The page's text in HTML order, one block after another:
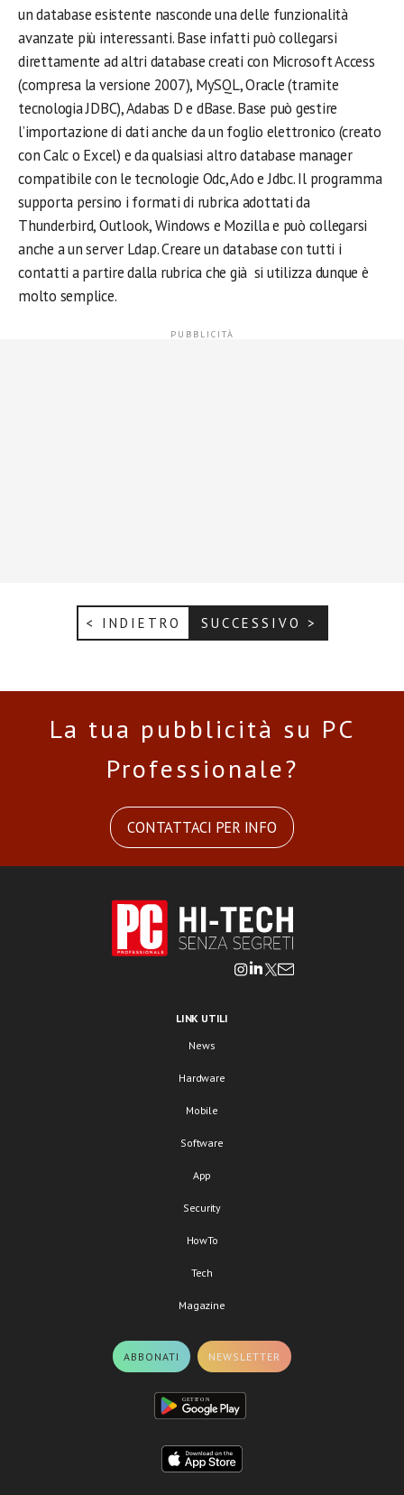
un database esistente nasconde una delle funzionalità
avanzate più interessanti. Base infatti può collegarsi
direttamente ad altri database creati con Microsoft Access
(compresa la versione 2007), MySQL, Oracle (tramite
tecnologia JDBC), Adabas D e dBase. Base può gestire
l’importazione di dati anche da un foglio elettronico (creato
con Calc o Excel) e da qualsiasi altro database manager
compatibile con le tecnologie Odc, Ado e Jdbc. Il programma
supporta persino i formati di rubrica adottati da
Thunderbird, Outlook, Windows e Mozilla e può collegarsi
anche a un server Ldap. Creare un database con tutti i
contatti a partire dalla rubrica che già si utilizza dunque è
molto semplice.
< INDIETRO SUCCESSIVO >
La tua pubblicità su PC
Professionale?
CONTATTACI PER INFO
LINK UTILI
News
Hardware
Mobile
Software
App
Security
HowTo
Tech
Magazine
ABBONATI NEWSLETTER